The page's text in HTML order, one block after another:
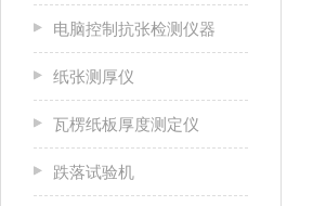
电脑控制抗张检测仪器
纸张测厚仪
瓦楞纸板厚度测定仪
跌落试验机